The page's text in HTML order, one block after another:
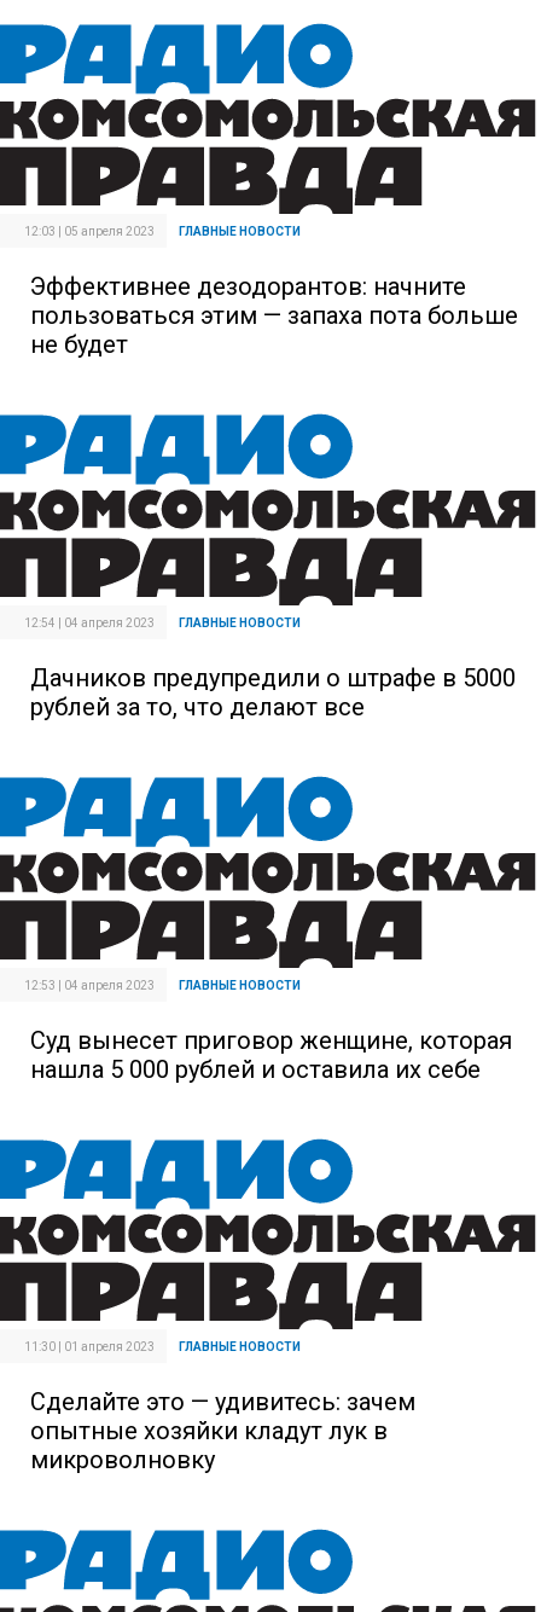
12:03 | 05 апреля 2023 ГЛАВНЫЕ НОВОСТИ
Эффективнее дезодорантов: начните
пользоваться этим — запаха пота больше
не будет
12:54 | 04 апреля 2023 ГЛАВНЫЕ НОВОСТИ
Дачников предупредили о штрафе в 5000
рублей за то, что делают все
12:53 | 04 апреля 2023 ГЛАВНЫЕ НОВОСТИ
Суд вынесет приговор женщине, которая
нашла 5 000 рублей и оставила их себе
11:30 | 01 апреля 2023 ГЛАВНЫЕ НОВОСТИ
Сделайте это — удивитесь: зачем
опытные хозяйки кладут лук в
микроволновку